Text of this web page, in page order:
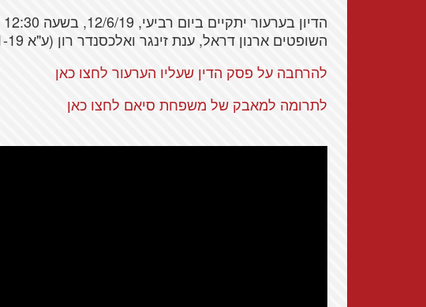
השופטים ארנון דראל, ענת זינגר ואלכסנדר רון (ע"א 48439-01-19)
להרחבה על פסק הדין שעליו הערעור לחצו כאן
לתרומה למאבק של משפחת סיאם לחצו כאן